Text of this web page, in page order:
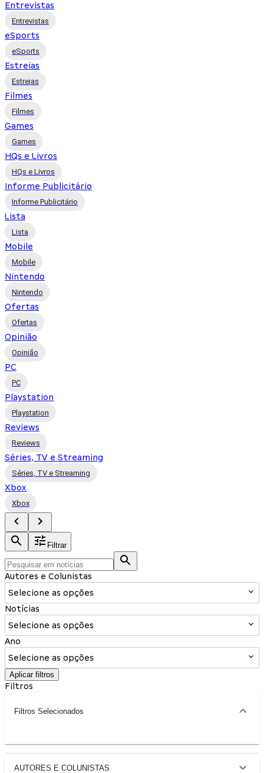
Entrevistas
Entrevistas
eSports
eSports
Estreias
Estreias
Filmes
Filmes
Games
Games
HQs e Livros
HQs e Livros
Informe Publicitário
Informe Publicitário
Lista
Lista
Mobile
Mobile
Nintendo
Nintendo
Ofertas
Ofertas
Opinião
Opinião
PC
PC
Playstation
Playstation
Reviews
Reviews
Séries, TV e Streaming
Séries, TV e Streaming
Xbox
Xbox
Filtrar
Autores e Colunistas
Selecione as opções
Notícias
Selecione as opções
Ano
Selecione as opções
Aplicar filtros
Filtros
Filtros Selecionados
AUTORES E COLUNISTAS